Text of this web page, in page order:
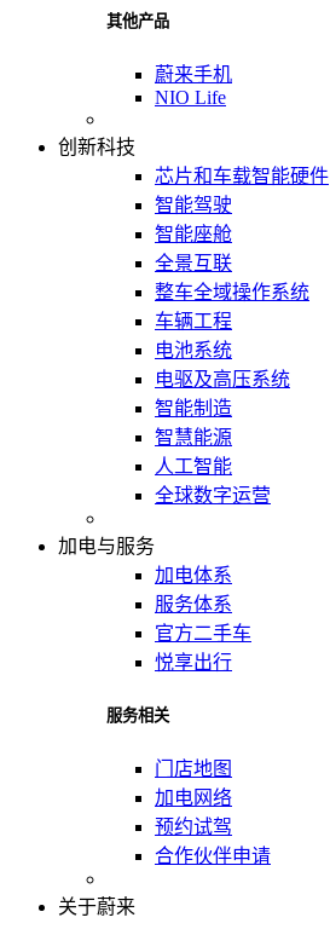
其他产品
蔚来手机
NIO Life
创新科技
芯片和车载智能硬件
智能驾驶
智能座舱
全景互联
整车全域操作系统
车辆工程
电池系统
电驱及高压系统
智能制造
智慧能源
人工智能
全球数字运营
加电与服务
加电体系
服务体系
官方二手车
悦享出行
服务相关
门店地图
加电网络
预约试驾
合作伙伴申请
关于蔚来